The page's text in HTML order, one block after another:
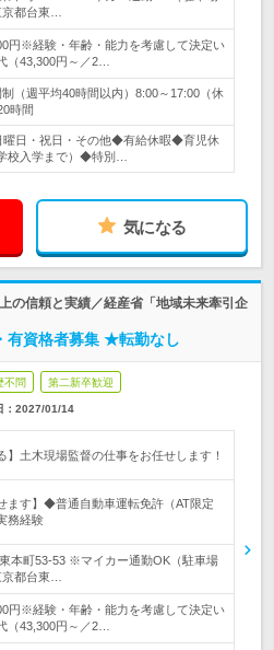
都台東…
円※経験・年齢・能力を考慮して決定い
（43,300円～／2…
（週平均40時間以内）8:00～17:00（休
時間
曜日・祝日・その他◆有給休暇◆育児休
校入学まで）◆特別…
気になる
の信頼と実績／経産省「地域未来牽引企
有資格者募集 ★転勤なし
不問 第二新卒歓迎
2027/01/14
】土木現場監督の仕事をお任せします！
ます】◆普通自動車運転免許（AT限定
務経験
本町53‐53 ※マイカー通勤OK（駐車場
都台東…
円※経験・年齢・能力を考慮して決定い
（43,300円～／2…